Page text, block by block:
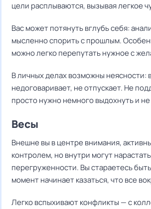
цели расплываются, вызывая легкое
Вас может потянуть вглубь себя:
мысленно спорить с прошлым.
можно легко перепутать нужное с
В личных делах возможны
недоговаривает, не отпускает. Не
просто нужно немного выдохнуть и
Весы
Внешне вы в центре внимания,
контролем, но внутри могут
перегруженности. Вы стараетесь
момент начинает казаться, что все
Легко вспыхивают конфликты — с